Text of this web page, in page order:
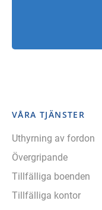
VÅRA TJÄNSTER
Uthyrning av fordon
Övergripande
Tillfälliga boenden
Tillfälliga kontor